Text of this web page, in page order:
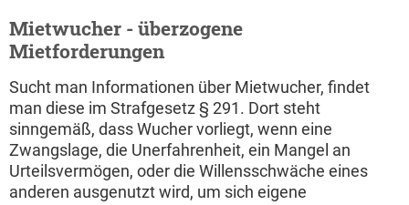
Mietwucher - überzogene
Mietforderungen
Sucht man Informationen über Mietwucher, findet
man diese im Strafgesetz § 291. Dort steht
sinngemäß, dass Wucher vorliegt, wenn eine
Zwangslage, die Unerfahrenheit, ein Mangel an
Urteilsvermögen, oder die Willensschwäche eines
anderen ausgenutzt wird, um sich eigene